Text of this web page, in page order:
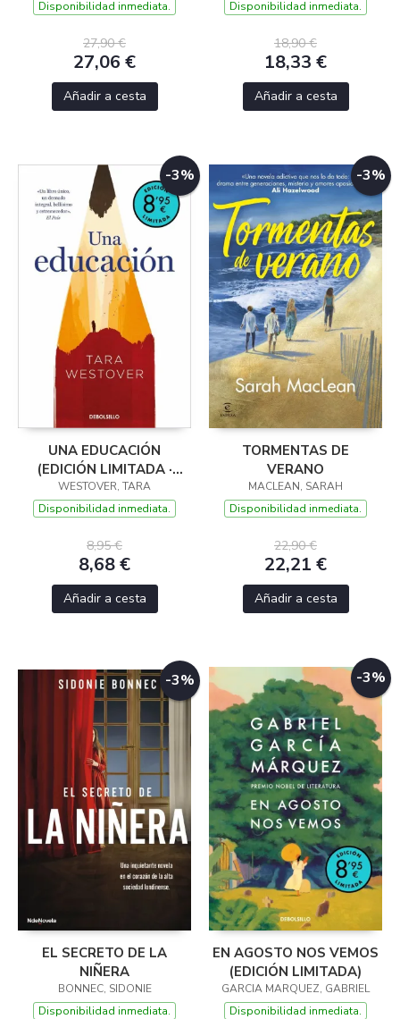
Disponibilidad inmediata.
27,90 €
27,06 €
Añadir a cesta
Disponibilidad inmediata.
18,90 €
18,33 €
Añadir a cesta
-3%
UNA EDUCACIÓN
(EDICIÓN LIMITADA ·
VERANO)
WESTOVER, TARA
Disponibilidad inmediata.
8,95 €
8,68 €
Añadir a cesta
-3%
TORMENTAS DE
VERANO
MACLEAN, SARAH
Disponibilidad inmediata.
22,90 €
22,21 €
Añadir a cesta
-3%
EL SECRETO DE LA
NIÑERA
BONNEC, SIDONIE
Disponibilidad inmediata.
-3%
EN AGOSTO NOS VEMOS
(EDICIÓN LIMITADA)
GARCIA MARQUEZ, GABRIEL
Disponibilidad inmediata.